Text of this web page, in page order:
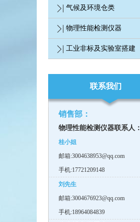
气候及环境仓类
物理性能检测仪器
工业非标及实验室搭建
联系我们
销售部：
物理性能检测仪器联系人：
桂小姐
邮箱:3004638953@qq.com
手机:17721209148
刘先生
邮箱:3004676923@qq.com
手机:18964084839